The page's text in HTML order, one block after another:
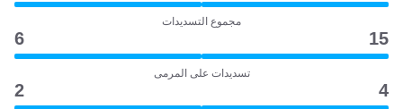
مجموع التسديدات
15
6
تسديدات على المرمى
4
2